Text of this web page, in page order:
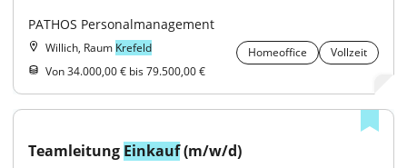
PATHOS Personalmanagement
Willich, Raum Krefeld Homeoffice
Vollzeit
Von 34.000,00 € bis 79.500,00 €
Teamleitung Einkauf (m/w/d)